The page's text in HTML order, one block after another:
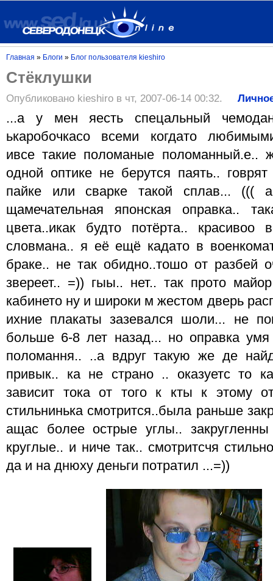
Главная » Блоги » Блог пользователя kieshiro
Стёклушки
Опубликовано kieshiro в чт, 2007-06-14 00:32.
...а у мен яесть спецальный
ькаробочкасо всеми когдато
ивсе такие поломаные поломанный.е..
одной оптике не берутся паять..
пайке или сварке такой сплав... (((
щамечательная японская оправка..
цвета..икак будто потёрта..
словмана.. я её ещё кадато в
браке.. не так обидно..тошо от разбей
звереет.. =)) гыы.. нет.. так прото
кабинето ну и широки м жестом дверь
ихние плакаты зазевался шоли... не
больше 6-8 лет назад... но оправка
поломання.. ..а вдруг такую же де
привык.. ка не страно .. оказуетс то
зависит тока от того к кты к этому
стильнинька смотрится..была раньше
ащас более острые углы.. закругленны
круглые.. и ниче так.. смотритсчя
да и на днюху деньги потратил ...=))